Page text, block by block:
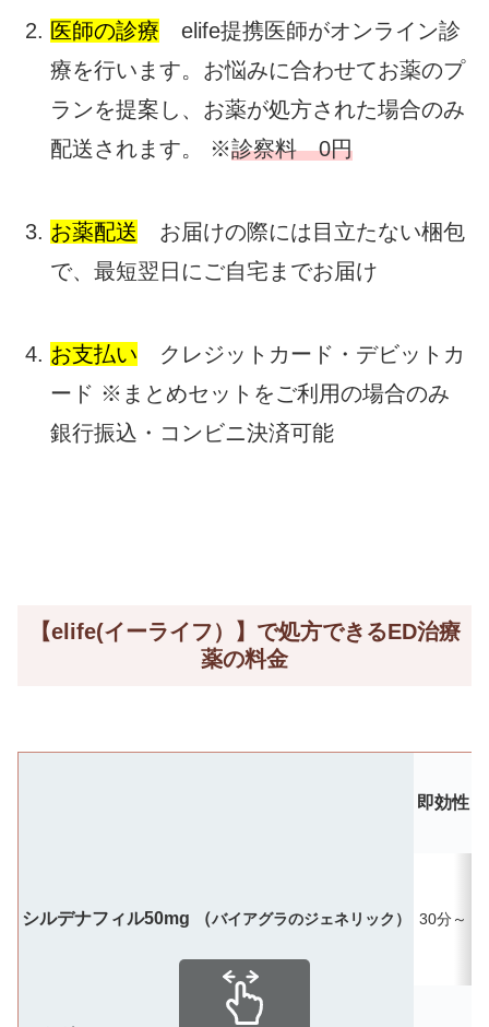
医師の診療 elife提携医師がオンライン診
療を行います。お悩みに合わせてお薬のプ
ランを提案し、お薬が処方された場合のみ
配送されます。 ※診察料 0円
お薬配送 お届けの際には目立たない梱包
で、最短翌日にご自宅までお届け
お支払い クレジットカード・デビットカ
ード ※まとめセットをご利用の場合のみ
銀行振込・コンビニ決済可能
【elife(イーライフ）】で処方できるED治療
薬の料金
即効性
シルデナフィル50mg （バイアグラのジェネリック） 30分～